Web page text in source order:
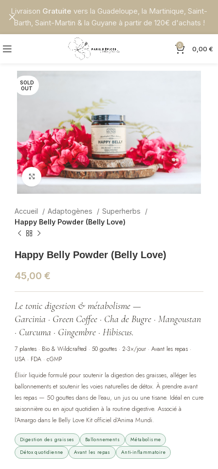
0 0,00 €
SOLD
OUT
Click to enlarge
Accueil Adaptogènes
Superherbs
Happy Belly Powder (Belly Love)
Happy Belly Powder (Belly Love)
45,00 €
Le tonic digestion & métabolisme —
Garcinia · Green Coffee · Cha de Bugre · Mangoustan
· Curcuma · Gingembre · Hibiscus.
7 plantes · Bio & Wildcrafted · 50 gouttes · 2-3×/jour · Avant les repas ·
USA · FDA · cGMP
Élixir liquide formulé pour soutenir la digestion des graisses, alléger les
ballonnements et soutenir les voies naturelles de détox. À prendre avant
les repas — 50 gouttes dans de l’eau, un jus ou une tisane. Idéal en cure
saisonnière ou en ajout quotidien à la routine digestive. Associé à
l’Amargo dans le Belly Love Kit officiel d’Anima Mundi.
Digestion des graisses Ballonnements
Métabolisme
Détox quotidienne
Avant les repas Anti-inflammatoire
Livraison Gratuite vers la Guadeloupe, la Martinique, Saint-
Barth, Saint-Martin & la Guyane à partir de 120€ d'achats !